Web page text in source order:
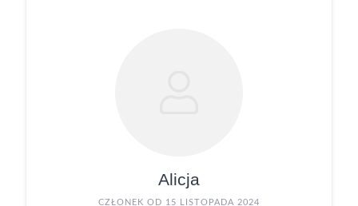
Alicja
CZŁONEK OD 15 LISTOPADA 2024